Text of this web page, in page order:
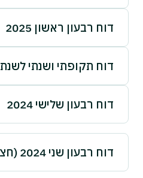
דוח רבעון ראשון 2025
דוח תקופתי ושנתי לשנת 2024
דוח רבעון שלישי 2024
דוח רבעון שני 2024 (חצי שנתי)